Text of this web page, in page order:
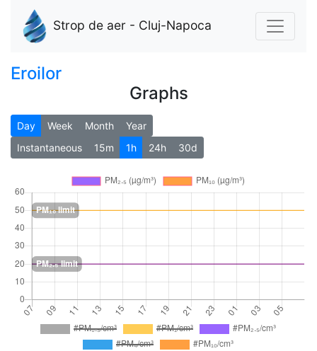
Strop de aer - Cluj-Napoca
Eroilor
Graphs
Day Week Month
Year
Instantaneous
15m 1h 24h 30d